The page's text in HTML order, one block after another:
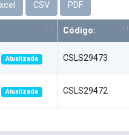
CSV PDF
Código:
Atualizada CSLS29473
Atualizada CSLS29472